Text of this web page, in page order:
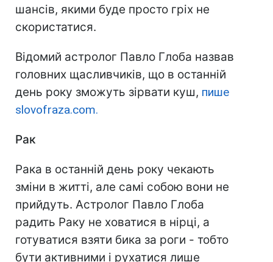
шансів, якими буде просто гріх не
скористатися.
Відомий астролог Павло Глоба назвав
головних щасливчиків, що в останній
день року зможуть зірвати куш, пише
slovofraza.com.
Рак
Рака в останній день року чекають
зміни в житті, але самі собою вони не
прийдуть. Астролог Павло Глоба
радить Раку не ховатися в нірці, а
готуватися взяти бика за роги - тобто
бути активними і рухатися лише